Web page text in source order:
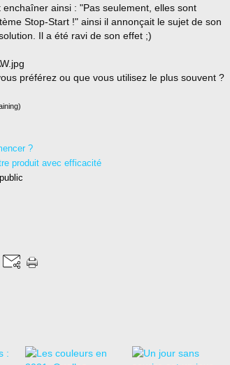
ainsi : "Pas seulement, elles sont
Stop-Start !" ainsi il annonçait le sujet de son
Il a été ravi de son effet ;)
préférez ou que vous utilisez le plus souvent ?
?
produit avec efficacité